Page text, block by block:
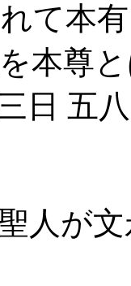
て本
本尊
日 五
人が